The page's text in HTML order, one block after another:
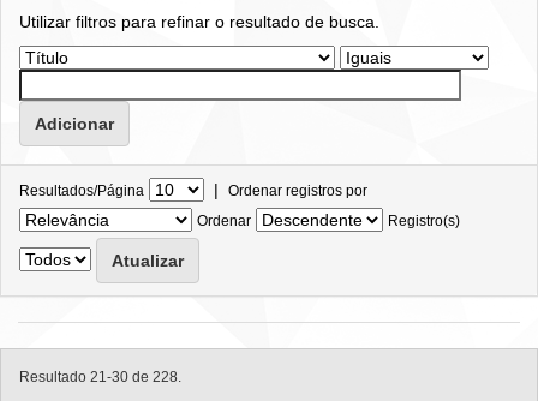
Utilizar filtros para refinar o resultado de busca.
Resultados/Página | Ordenar registros por
Ordenar
Registro(s)
Resultado 21-30 de 228.